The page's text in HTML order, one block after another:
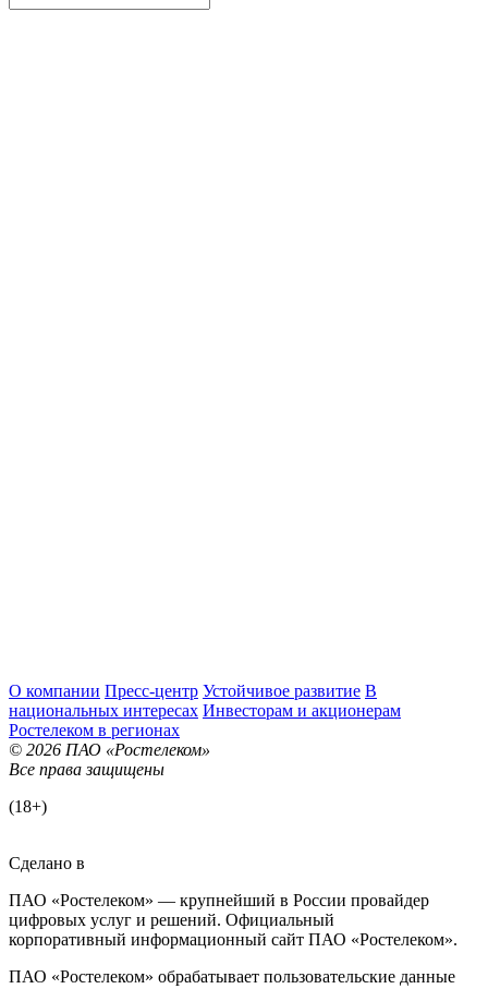
О компании Пресс-центр Устойчивое развитие В
национальных интересах Инвесторам и акционерам
Ростелеком в регионах
© 2026 ПАО «Ростелеком»
Все права защищены
(18+)
Сделано в
ПАО «Ростелеком» — крупнейший в России провайдер
цифровых услуг и решений. Официальный
корпоративный информационный сайт ПАО «Ростелеком».
ПАО «Ростелеком» обрабатывает пользовательские данные